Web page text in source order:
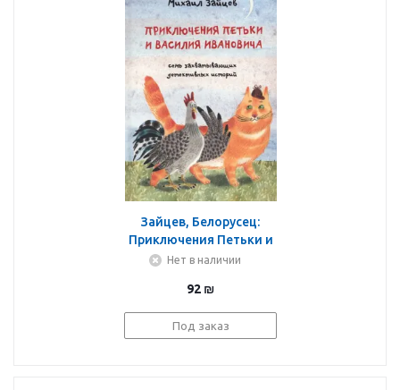
Зайцев, Белорусец:
Приключения Петьки и
Василия Ивановича.
детективных историй
Нет в наличии
92 ₪
Под заказ